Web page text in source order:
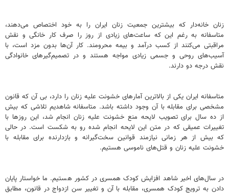
زنان خانه‌دار که بیشترین جمعیت زنان ایران را به خود اختصاص می‌دهند،
متاسفانه به رغم این که ساعت‌های زیادی از روز را صرف کار خانگی و نقش
مراقبتی می‌کنند از کسب درآمد و بیمه محرومند. کار آن‌ها بدون مزد است، با
آسیب‌های روحی و جسمی زیادی مواجه هستند و در تصمیم‌گیرهای خانوادگی
نقش درجه دو دارند.
متاسفانه ایران یکی از بالاترین آمارهای خشونت علیه زنان را دارد، بی آن که قانون
مشخصی برای مقابله با آن وجود داشته باشد. متاسفانه شاهدیم تلاشی که بیش
از ده سال برای تصویب لایحه منع خشونت علیه زنان انجام شد، این روزها با
تغییرات عمیقی که در متن این لایحه انجام شده رو به شکست است. در حالی
که بیش از هر زمانی نیازمند قوانین سخت‌گیرانه و بازدارنده برای مقابله با
خشونت علیه زنان و قتل‌های ناموسی هستیم.
در سال‌های اخیر شاهد افزایش کودک همسری در کشور هستیم. ما خواستار پایان
دادن به ترویج کودک همسری، مقابله با آن و تغییر سن ازدواج در قانون، مطابق